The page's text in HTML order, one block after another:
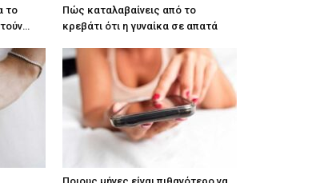
το
Πώς καταλαβαίνεις από το
κρεβάτι ότι η γυναίκα σε απατά